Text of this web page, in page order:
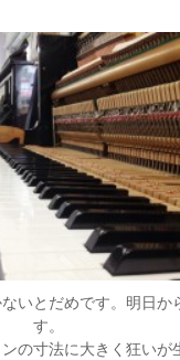
いとだめです。明日
す。
の寸法に大きく狂い